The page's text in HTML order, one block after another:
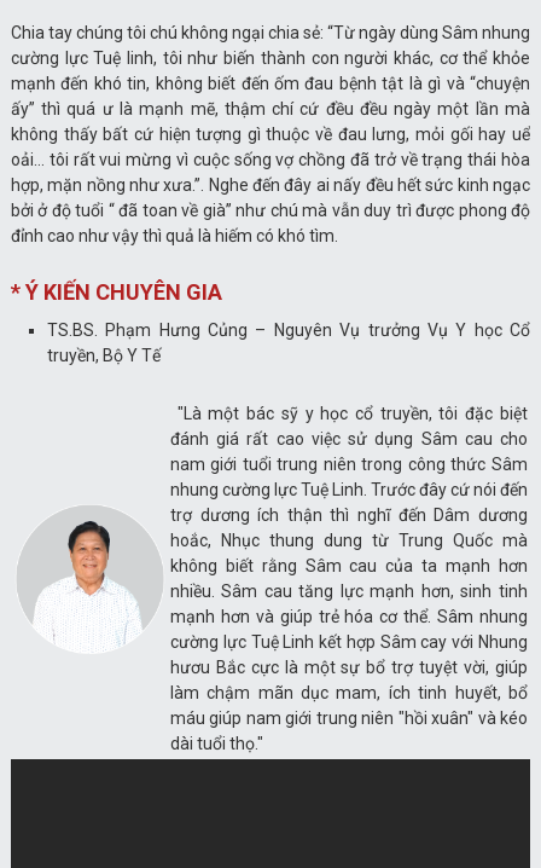
Chia tay chúng tôi chú không ngại chia sẻ: “Từ ngày dùng Sâm nhung
cường lực Tuệ linh, tôi như biến thành con người khác, cơ thể khỏe
mạnh đến khó tin, không biết đến ốm đau bệnh tật là gì và “chuyện
ấy” thì quá ư là mạnh mẽ, thậm chí cứ đều đều ngày một lần mà
không thấy bất cứ hiện tượng gì thuộc về đau lưng, mỏi gối hay uể
oải… tôi rất vui mừng vì cuộc sống vợ chồng đã trở về trạng thái hòa
hợp, mặn nồng như xưa.”. Nghe đến đây ai nấy đều hết sức kinh ngạc
bởi ở độ tuổi “ đã toan về già” như chú mà vẫn duy trì được phong độ
đỉnh cao như vậy thì quả là hiếm có khó tìm.
* Ý KIẾN CHUYÊN GIA
TS.BS. Phạm Hưng Củng – Nguyên Vụ trưởng Vụ Y học Cổ
truyền, Bộ Y Tế
"Là một bác sỹ y học cổ truyền, tôi đặc biệt
đánh giá rất cao việc sử dụng Sâm cau cho
nam giới tuổi trung niên trong công thức Sâm
nhung cường lực Tuệ Linh. Trước đây cứ nói đến
trợ dương ích thận thì nghĩ đến Dâm dương
hoắc, Nhục thung dung từ Trung Quốc mà
không biết rằng Sâm cau của ta mạnh hơn
nhiều. Sâm cau tăng lực mạnh hơn, sinh tinh
mạnh hơn và giúp trẻ hóa cơ thể. Sâm nhung
cường lực Tuệ Linh kết hợp Sâm cay với Nhung
hươu Bắc cực là một sự bổ trợ tuyệt vời, giúp
làm chậm mãn dục mam, ích tinh huyết, bổ
máu giúp nam giới trung niên "hồi xuân" và kéo
dài tuổi thọ."